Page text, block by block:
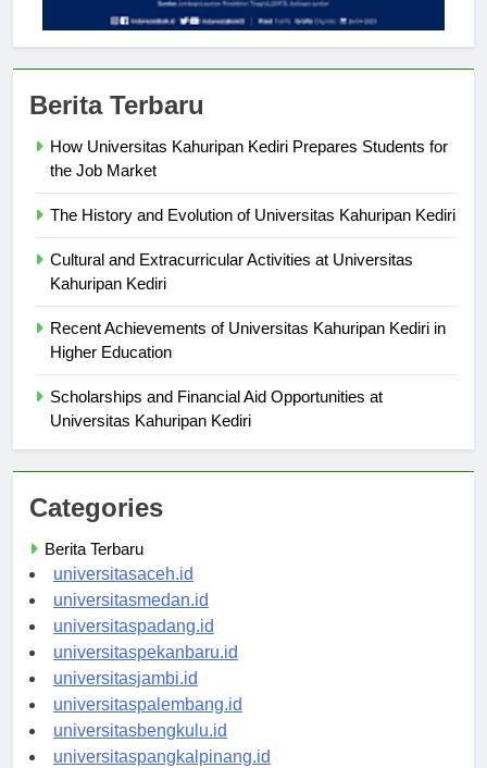
Berita Terbaru
How Universitas Kahuripan Kediri Prepares Students for
the Job Market
The History and Evolution of Universitas Kahuripan Kediri
Cultural and Extracurricular Activities at Universitas
Kahuripan Kediri
Recent Achievements of Universitas Kahuripan Kediri in
Higher Education
Scholarships and Financial Aid Opportunities at
Universitas Kahuripan Kediri
Categories
Berita Terbaru
universitasaceh.id
universitasmedan.id
universitaspadang.id
universitaspekanbaru.id
universitasjambi.id
universitaspalembang.id
universitasbengkulu.id
universitaspangkalpinang.id